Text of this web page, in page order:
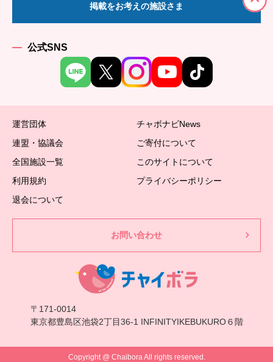
掲載をお考えの施設さま
公式SNS
運営団体
チャボナビNews
連盟・協議会
ご寄付について
全国施設一覧
このサイトについて
利用規約
プライバシーポリシー
退会について
お問い合わせ
〒171-0014
東京都豊島区池袋2丁目36-1 INFINITYIKEBUKURO６階
Copyright @ Chaibora All rights reserved.